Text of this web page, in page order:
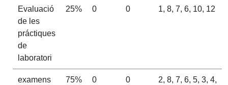
Evaluació
de les
práctiques
de
laboratori
25% 0 0 1, 8, 7, 6, 10, 12
examens
75% 0 0
2, 8, 7, 6, 5, 3, 4,